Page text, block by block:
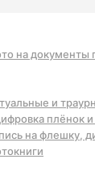
на документы
и
плёнок и
на флешку,